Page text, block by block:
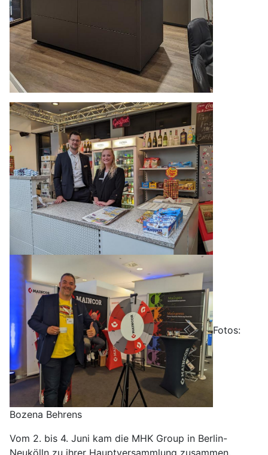
Fotos:
Bozena Behrens
Vom 2. bis 4. Juni kam die MHK Group in Berlin-
Neukölln zu ihrer Hauptversammlung zusammen.